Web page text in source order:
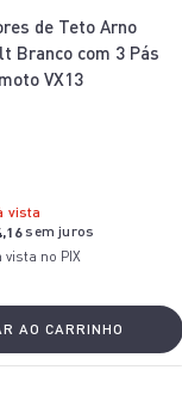
de Teto Arno
Branco com 3 Pás
VX13
vista
,16sem juros
vista no PIX
AO CARRINHO